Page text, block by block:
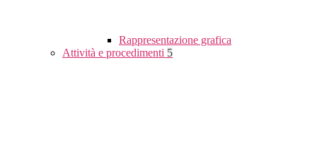
Rappresentazione grafica
Attività e procedimenti 5